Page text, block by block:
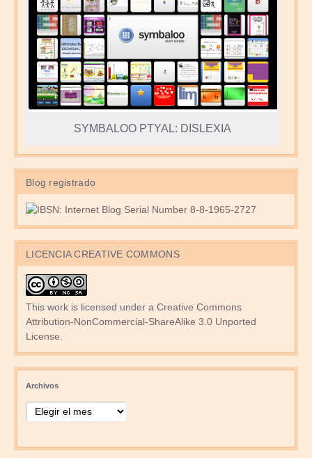
SYMBALOO PTYAL: DISLEXIA
Blog registrado
LICENCIA CREATIVE COMMONS
This work is licensed under a Creative Commons
Attribution-NonCommercial-ShareAlike 3.0 Unported
License
Archivos